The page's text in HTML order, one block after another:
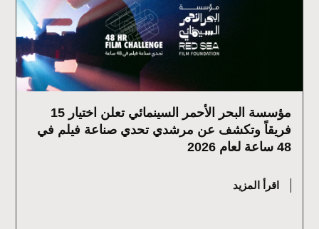
مؤسسة البحر الأحمر السينمائي تعلن اختيار 15
فريقاً وتكشف عن مرشدي تحدي صناعة فيلم في
48 ساعة لعام 2026
اقرأ المزيد